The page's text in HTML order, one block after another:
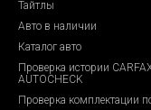
Тайтлы
Авто в наличии
Каталог авто
Проверка истории
AUTOCHECK
Проверка комплектации